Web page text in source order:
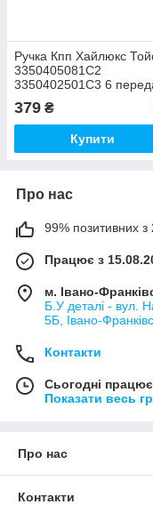
Ручка Кпп Хайлюкс
3350405081C2
3350402501C3 6
379 ₴
Купити
Про нас
99% позитивних з
Працює з
м. Івано-
Б.У деталі - вул.
5Б, Івано-
Контакти
Сьогодні
Показати весь
Про нас
Контакти